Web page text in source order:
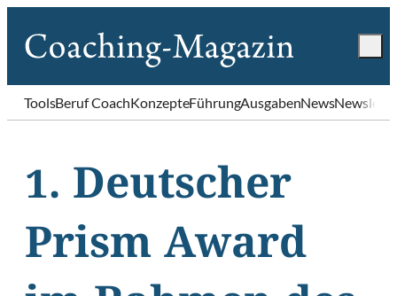
ToolsBeruf CoachKonzepteFührungAusgabenNews
1. Deutscher
Prism Award